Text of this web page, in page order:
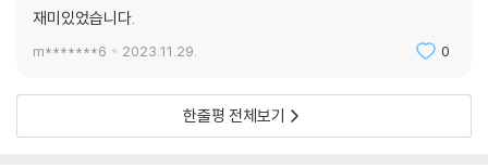
고구려에 의해 낙랑이 추출된 후 낙랑인들은 중국으로 이주하기도 했지만
고구려에 편입하거나 백제 또는 일본으로 이주하기도 하였다. 백제 근초고
왕은 낙랑 태수라는 칭호를 사용하며 중요하게 여겼고 고대 한반도에서 낙
랑은 단순히 한나라 군현이라는 의미를 넘어 중국과 연결되는 문화적 다리
이미지로서 존속함으로써 결코 부정적 이이지는 아니었다는 것. 그렇다면
재미있었습니다.
m*******6 2023.11.29. 0
한줄평 전체보기